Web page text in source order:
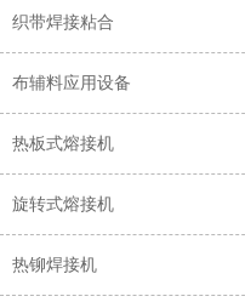
织带焊接粘合
布辅料应用设备
热板式熔接机
旋转式熔接机
热铆焊接机